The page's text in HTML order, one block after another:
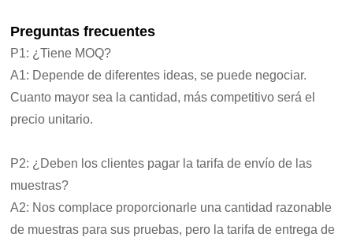
Preguntas frecuentes
P1: ¿Tiene MOQ?
A1: Depende de diferentes ideas, se puede negociar.
Cuanto mayor sea la cantidad, más competitivo será el
precio unitario.
P2: ¿Deben los clientes pagar la tarifa de envío de las
muestras?
A2: Nos complace proporcionarle una cantidad razonable
de muestras para sus pruebas, pero la tarifa de entrega de